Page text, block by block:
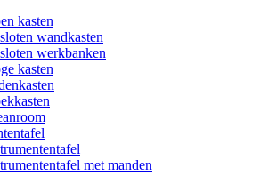
kasten
wandkasten
werkbanken
kasten
met manden